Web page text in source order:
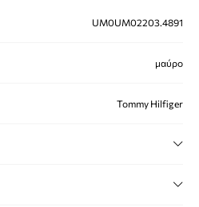
UM0UM02203.4891
μαύρο
Tommy Hilfiger